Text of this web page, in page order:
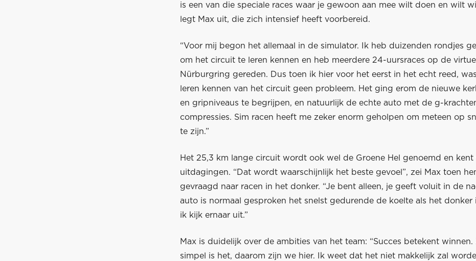
is een van die speciale races waar je gewoon aan mee wilt doen en wilt
legt Max uit, die zich intensief heeft voorbereid.
“Voor mij begon het allemaal in de simulator. Ik heb duizenden rondjes
om het circuit te leren kennen en heb meerdere 24-uursraces op de
Nürburgring gereden. Dus toen ik hier voor het eerst in het echt reed,
leren kennen van het circuit geen probleem. Het ging erom de nieuwe
en gripniveaus te begrijpen, en natuurlijk de echte auto met de g-
compressies. Sim racen heeft me zeker enorm geholpen om meteen op
te zijn.”
Het 25,3 km lange circuit wordt ook wel de Groene Hel genoemd en kent
uitdagingen. “Dat wordt waarschijnlijk het beste gevoel”, zei Max toen
gevraagd naar racen in het donker. “Je bent alleen, je geeft voluit in de
auto is normaal gesproken het snelst gedurende de koelte als het donker
ik kijk ernaar uit.”
Max is duidelijk over de ambities van het team: “Succes betekent winnen.
simpel is het, daarom zijn we hier. Ik weet dat het niet makkelijk zal